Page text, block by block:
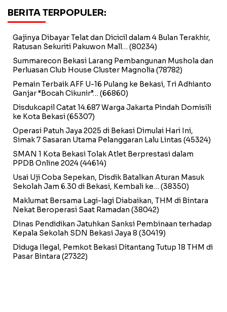
BERITA TERPOPULER:
Gajinya Dibayar Telat dan Dicicil dalam 4 Bulan Terakhir,
Ratusan Sekuriti Pakuwon Mall… (80234)
Summarecon Bekasi Larang Pembangunan Mushola dan
Perluasan Club House Cluster Magnolia (78782)
Pemain Terbaik AFF U-16 Pulang ke Bekasi, Tri Adhianto
Ganjar “Bocah Cikunir”… (66860)
Disdukcapil Catat 14.687 Warga Jakarta Pindah Domisili
ke Kota Bekasi(65307)
Operasi Patuh Jaya 2025 di Bekasi Dimulai Hari Ini,
Simak 7 Sasaran Utama Pelanggaran Lalu Lintas (45324)
SMAN 1 Kota Bekasi Tolak Atlet Berprestasi dalam
PPDB Online 2024(44614)
Usai Uji Coba Sepekan, Disdik Batalkan Aturan Masuk
Sekolah Jam 6.30 di Bekasi, Kembali ke… (38350)
Maklumat Bersama Lagi-lagi Diabaikan, THM di Bintara
Nekat Beroperasi Saat Ramadan (38042)
Dinas Pendidikan Jatuhkan Sanksi Pembinaan terhadap
Kepala Sekolah SDN Bekasi Jaya 8 (30419)
Diduga Ilegal, Pemkot Bekasi Ditantang Tutup 18 THM di
Pasar Bintara (27322)